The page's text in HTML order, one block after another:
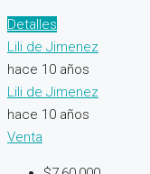
Detalles
Lili de Jimenez
hace 10 años
Lili de Jimenez
hace 10 años
Venta